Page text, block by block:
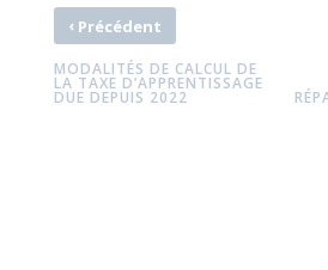
‹Précédent
MODALITÉS DE CALCUL DE
LA TAXE D’APPRENTISSAGE
DUE DEPUIS 2022